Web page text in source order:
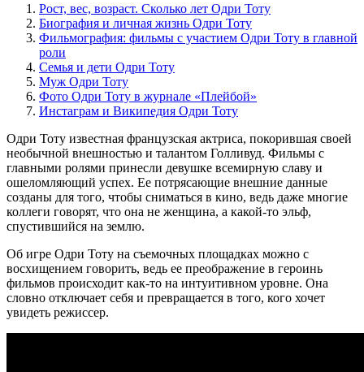
Рост, вес, возраст. Сколько лет Одри Тоту
Биография и личная жизнь Одри Тоту
Фильмография: фильмы с участием Одри Тоту в главной
роли
Семья и дети Одри Тоту
Муж Одри Тоту
Фото Одри Тоту в журнале «Плейбой»
Инстаграм и Википедия Одри Тоту
Одри Тоту известная французская актриса, покорившая своей
необычной внешностью и талантом Голливуд. Фильмы с
главными ролями принесли девушке всемирную славу и
ошеломляющий успех. Ее потрясающие внешние данные
созданы для того, чтобы сниматься в кино, ведь даже многие
коллеги говорят, что она не женщина, а какой-то эльф,
спустившийся на землю.
Об игре Одри Тоту на съемочных площадках можно с
восхищением говорить, ведь ее преображение в героинь
фильмов происходит как-то на интуитивном уровне. Она
словно отключает себя и превращается в того, кого хочет
увидеть режиссер.